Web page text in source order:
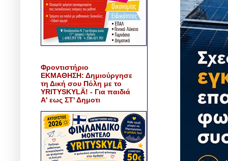
Φροντιστήριο
ΕΚΜΑΘΗΣΗ: Δημιούργησε
τη Δική σου Πόλη με το
YRITYSKYLÄ! - Για παιδιά
Α' εως ΣΤ' Δημοτι